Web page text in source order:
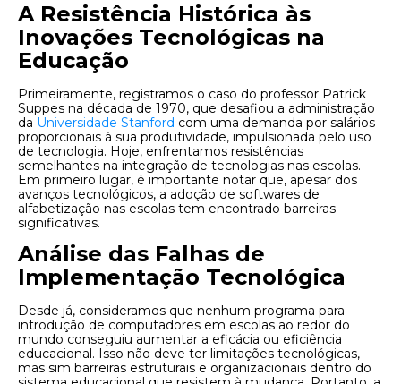
A Resistência Histórica às
Inovações Tecnológicas na
Educação
Primeiramente, registramos o caso do professor Patrick
Suppes na década de 1970, que desafiou a administração
da Universidade Stanford com uma demanda por salários
proporcionais à sua produtividade, impulsionada pelo uso
de tecnologia. Hoje, enfrentamos resistências
semelhantes na integração de tecnologias nas escolas.
Em primeiro lugar, é importante notar que, apesar dos
avanços tecnológicos, a adoção de softwares de
alfabetização nas escolas tem encontrado barreiras
significativas.
Análise das Falhas de
Implementação Tecnológica
Desde já, consideramos que nenhum programa para
introdução de computadores em escolas ao redor do
mundo conseguiu aumentar a eficácia ou eficiência
educacional. Isso não deve ter limitações tecnológicas,
mas sim barreiras estruturais e organizacionais dentro do